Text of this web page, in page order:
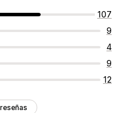
107
9
4
9
12